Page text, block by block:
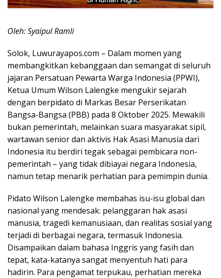
Oleh: Syaipul Ramli
Solok, Luwurayapos.com – Dalam momen yang
membangkitkan kebanggaan dan semangat di seluruh
jajaran Persatuan Pewarta Warga Indonesia (PPWI),
Ketua Umum Wilson Lalengke mengukir sejarah
dengan berpidato di Markas Besar Perserikatan
Bangsa-Bangsa (PBB) pada 8 Oktober 2025. Mewakili
bukan pemerintah, melainkan suara masyarakat sipil,
wartawan senior dan aktivis Hak Asasi Manusia dari
Indonesia itu berdiri tegak sebagai pembicara non-
pemerintah – yang tidak dibiayai negara Indonesia,
namun tetap menarik perhatian para pemimpin dunia.
Pidato Wilson Lalengke membahas isu-isu global dan
nasional yang mendesak: pelanggaran hak asasi
manusia, tragedi kemanusiaan, dan realitas sosial yang
terjadi di berbagai negara, termasuk Indonesia.
Disampaikan dalam bahasa Inggris yang fasih dan
tepat, kata-katanya sangat menyentuh hati para
hadirin. Para pengamat terpukau, perhatian mereka